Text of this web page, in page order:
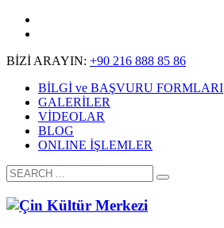
BİZİ ARAYIN: +90 216 888 85 86
BİLGİ ve BAŞVURU FORMLARI
GALERİLER
VİDEOLAR
BLOG
ONLINE İŞLEMLER